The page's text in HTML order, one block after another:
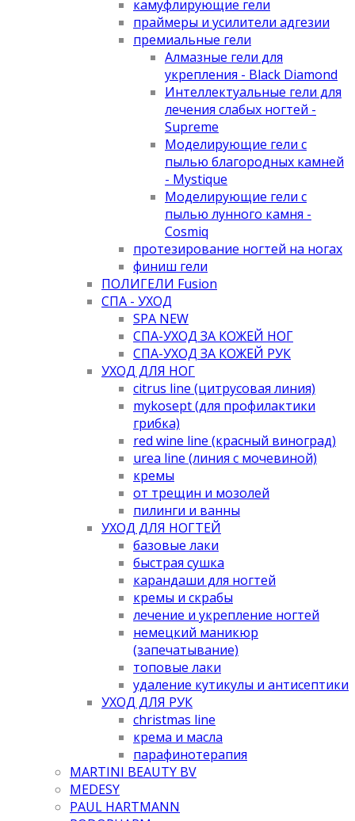
камуфлирующие гели
праймеры и усилители адгезии
премиальные гели
Алмазные гели для
укрепления - Black Diamond
Интеллектуальные гели для
лечения слабых ногтей -
Supreme
Моделирующие гели с
пылью благородных камней
- Mystique
Моделирующие гели с
пылью лунного камня -
Cosmiq
протезирование ногтей на ногах
финиш гели
ПОЛИГЕЛИ Fusion
СПА - УХОД
SPA NEW
СПА-УХОД ЗА КОЖЕЙ НОГ
СПА-УХОД ЗА КОЖЕЙ РУК
УХОД ДЛЯ НОГ
citrus line (цитрусовая линия)
mykosept (для профилактики
грибка)
red wine line (красный виноград)
urea line (линия с мочевиной)
кремы
от трещин и мозолей
пилинги и ванны
УХОД ДЛЯ НОГТЕЙ
базовые лаки
быстрая сушка
карандаши для ногтей
кремы и скрабы
лечение и укрепление ногтей
немецкий маникюр
(запечатывание)
топовые лаки
удаление кутикулы и антисептики
УХОД ДЛЯ РУК
christmas line
крема и масла
парафинотерапия
MARTINI BEAUTY BV
MEDESY
PAUL HARTMANN